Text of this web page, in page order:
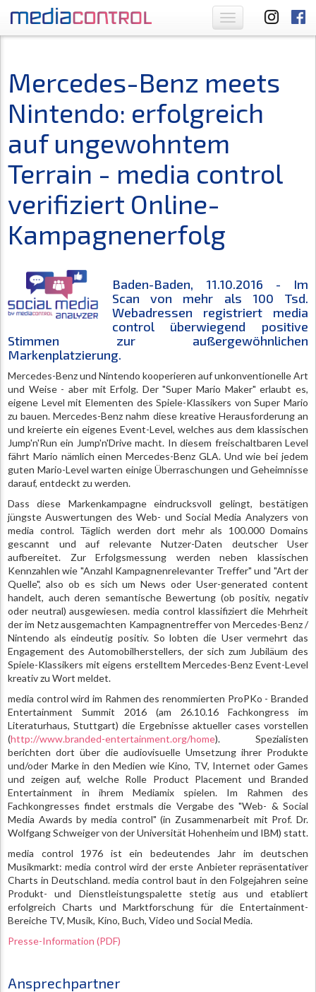
Toggle
navigation
Mercedes-Benz meets
Nintendo: erfolgreich
auf ungewohntem
Terrain - media control
verifiziert Online-
Kampagnenerfolg
Baden-Baden, 11.10.2016 - Im
Scan von mehr als 100 Tsd.
Webadressen registriert media
control überwiegend positive
Stimmen zur außergewöhnlichen
Markenplatzierung.
Mercedes-Benz und Nintendo kooperieren auf unkonventionelle Art
und Weise - aber mit Erfolg. Der "Super Mario Maker" erlaubt es,
eigene Level mit Elementen des Spiele-Klassikers von Super Mario
zu bauen. Mercedes-Benz nahm diese kreative Herausforderung an
und kreierte ein eigenes Event-Level, welches aus dem klassischen
Jump'n'Run ein Jump'n'Drive macht. In diesem freischaltbaren Level
fährt Mario nämlich einen Mercedes-Benz GLA. Und wie bei jedem
guten Mario-Level warten einige Überraschungen und Geheimnisse
darauf, entdeckt zu werden.
Dass diese Markenkampagne eindrucksvoll gelingt, bestätigen
jüngste Auswertungen des Web- und Social Media Analyzers von
media control. Täglich werden dort mehr als 100.000 Domains
gescannt und auf relevante Nutzer-Daten deutscher User
aufbereitet. Zur Erfolgsmessung werden neben klassischen
Kennzahlen wie "Anzahl Kampagnenrelevanter Treffer" und "Art der
Quelle", also ob es sich um News oder User-generated content
handelt, auch deren semantische Bewertung (ob positiv, negativ
oder neutral) ausgewiesen. media control klassifiziert die Mehrheit
der im Netz ausgemachten Kampagnentreffer von Mercedes-Benz /
Nintendo als eindeutig positiv. So lobten die User vermehrt das
Engagement des Automobilherstellers, der sich zum Jubiläum des
Spiele-Klassikers mit eigens erstelltem Mercedes-Benz Event-Level
kreativ zu Wort meldet.
media control wird im Rahmen des renommierten ProPKo - Branded
Entertainment Summit 2016 (am 26.10.16 Fachkongress im
Literaturhaus, Stuttgart) die Ergebnisse aktueller cases vorstellen
(http://www.branded-entertainment.org/home). Spezialisten
berichten dort über die audiovisuelle Umsetzung ihrer Produkte
und/oder Marke in den Medien wie Kino, TV, Internet oder Games
und zeigen auf, welche Rolle Product Placement und Branded
Entertainment in ihrem Mediamix spielen. Im Rahmen des
Fachkongresses findet erstmals die Vergabe des "Web- & Social
Media Awards by media control" (in Zusammenarbeit mit Prof. Dr.
Wolfgang Schweiger von der Universität Hohenheim und IBM) statt.
media control 1976 ist ein bedeutendes Jahr im deutschen
Musikmarkt: media control wird der erste Anbieter repräsentativer
Charts in Deutschland. media control baut in den Folgejahren seine
Produkt- und Dienstleistungspalette stetig aus und etabliert
erfolgreich Charts und Marktforschung für die Entertainment-
Bereiche TV, Musik, Kino, Buch, Video und Social Media.
Presse-Information (PDF)
Ansprechpartner